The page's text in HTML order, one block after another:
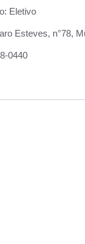
Eletivo
Esteves, n°78,
0440